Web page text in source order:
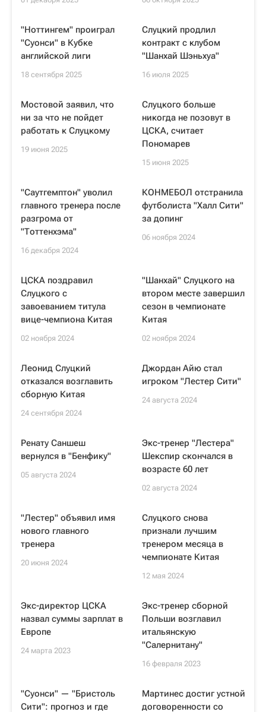
"Ноттингем" проиграл
"Суонси" в Кубке
английской лиги
18 сентября 2025
Слуцкий продлил
контракт с клубом
"Шанхай Шэньхуа"
16 июля 2025
Мостовой заявил, что
ни за что не пойдет
работать к Слуцкому
19 июня 2025
Слуцкого больше
никогда не позовут в
ЦСКА, считает
Пономарев
15 июня 2025
"Саутгемптон" уволил
главного тренера после
разгрома от
"Тоттенхэма"
16 декабря 2024
КОНМЕБОЛ отстранила
футболиста "Халл Сити"
за допинг
06 ноября 2024
ЦСКА поздравил
Слуцкого с
завоеванием титула
вице-чемпиона Китая
02 ноября 2024
"Шанхай" Слуцкого на
втором месте завершил
сезон в чемпионате
Китая
02 ноября 2024
Леонид Слуцкий
отказался возглавить
сборную Китая
24 сентября 2024
Джордан Айю стал
игроком "Лестер Сити"
24 августа 2024
Ренату Саншеш
вернулся в "Бенфику"
05 августа 2024
Экс-тренер "Лестера"
Шекспир скончался в
возрасте 60 лет
02 августа 2024
"Лестер" объявил имя
нового главного
тренера
20 июня 2024
Слуцкого снова
признали лучшим
тренером месяца в
чемпионате Китая
12 мая 2024
Экс-директор ЦСКА
назвал суммы зарплат в
Европе
24 марта 2023
Экс-тренер сборной
Польши возглавил
итальянскую
"Салернитану"
16 февраля 2023
"Суонси" — "Бристоль
Сити": прогноз и где
Мартинес достиг устной
договоренности со